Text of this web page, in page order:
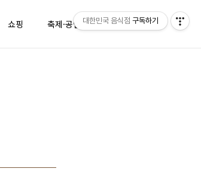
쇼핑 축제·공연·행사 캠핑장
대한민국 음식점 구독하기